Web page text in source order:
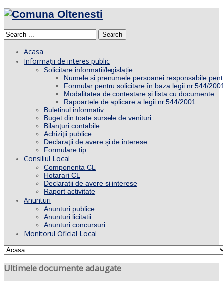
Search
Acasa
Informații de interes public
Solicitare informații/legislație
Numele și prenumele persoanei responsabile
Formular pentru solicitare în baza legii nr.544/
Modalitatea de contestare și lista cu documente
Rapoartele de aplicare a legii nr.544/2001
Buletinul informativ
Buget din toate sursele de venituri
Bilanţuri contabile
Achiziţii publice
Declaraţii de avere şi de interese
Formulare tip
Consiliul Local
Componenta CL
Hotarari CL
Declaratii de avere si interese
Raport activitate
Anunturi
Anunturi publice
Anunturi licitatii
Anunturi concursuri
Monitorul Oficial Local
Ultimele documente adaugate